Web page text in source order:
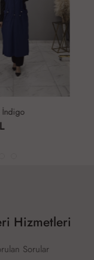
-Lacivert
Hizmetleri
Sorular